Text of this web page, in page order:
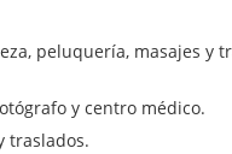
peluquería, masajes y
y centro médico.
traslados.